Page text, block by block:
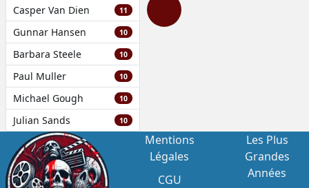
Casper Van Dien 11
Gunnar Hansen 10
Barbara Steele 10
Paul Muller 10
Michael Gough 10
Julian Sands 10
Mentions
Légales
CGU
Les Plus
Grandes
Années